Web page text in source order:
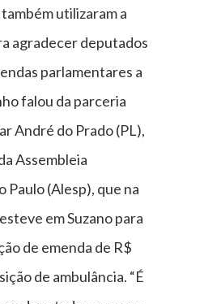
utilizaram a
agradecer deputados
parlamentares a
falou da parceria
André do Prado (PL),
Assembleia
Paulo (Alesp), que na
em Suzano para
de emenda de R$
de ambulância. “É